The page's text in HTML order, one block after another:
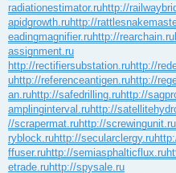
radiationestimator.ruhttp://
apidgrowth.ruhttp://
eadingmagnifier.ruhttp://rearchain.ru
assignment.ru
http://rectifiersubstation.ruhttp://
uhttp://referenceantigen.ruhttp://
an.ruhttp://safedrilling.ruhttp://
amplinginterval.ruhttp://
//scrapermat.ruhttp://screwingunit.ru
ryblock.ruhttp://secularclergy.ru
ffuser.ruhttp://semiasphalticflux.ru
etrade.ruhttp://spysale.ru